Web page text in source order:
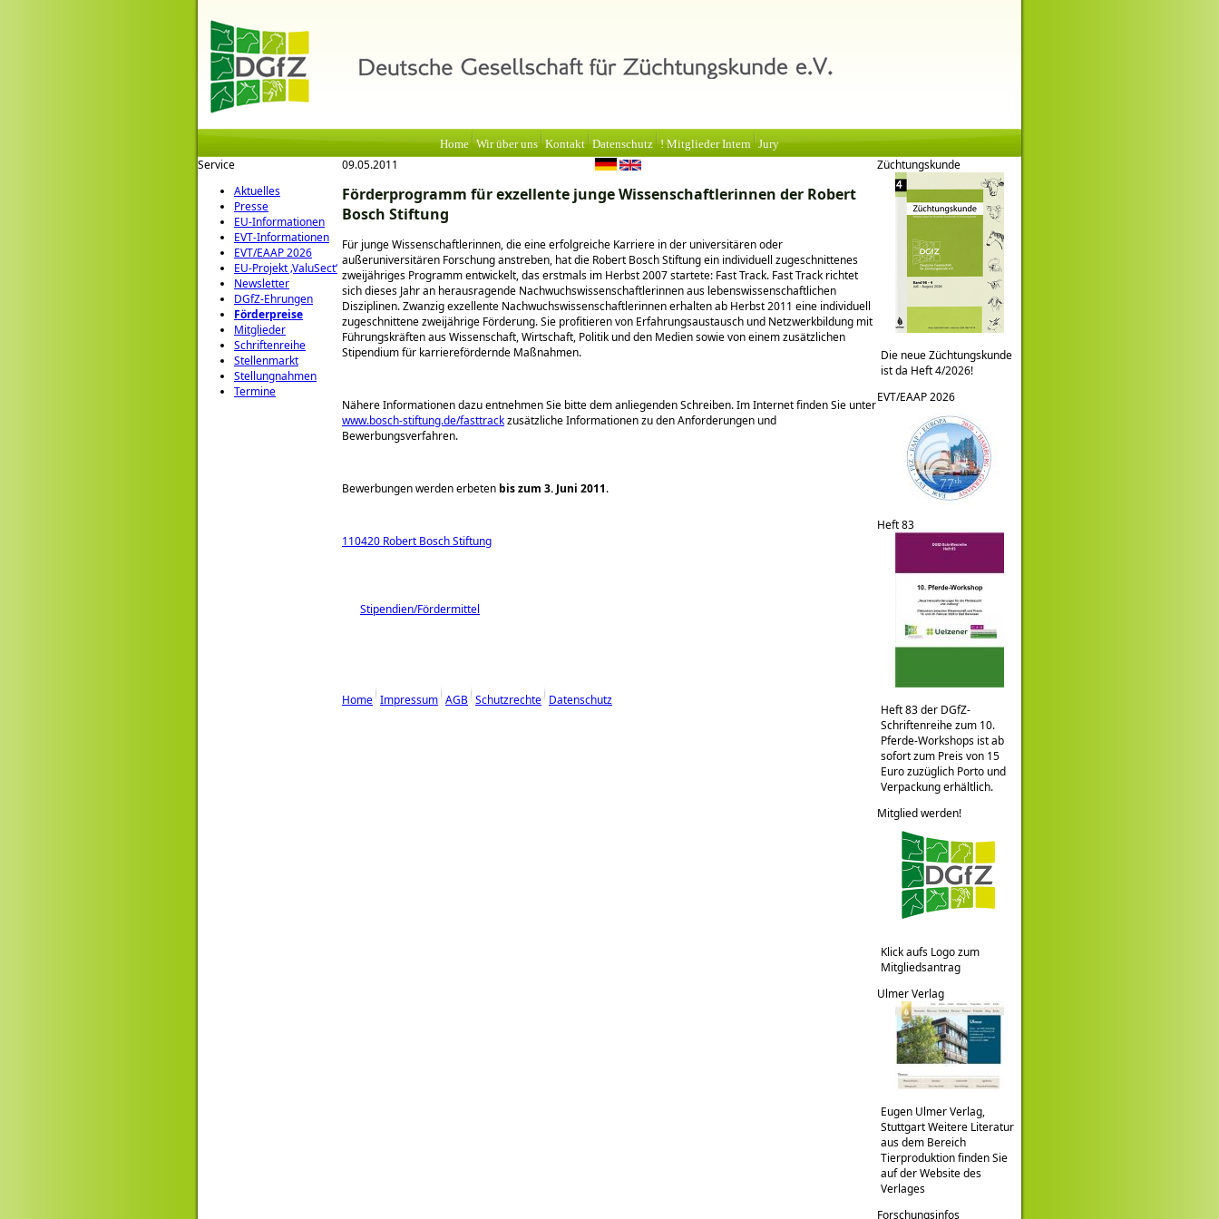
Home Wir über uns Kontakt Datenschutz ! Mitglieder Intern Jury
Service
Aktuelles
Presse
EU-Informationen
EVT-Informationen
EVT/EAAP 2026
EU-Projekt ‚ValuSect‘
Newsletter
DGfZ-Ehrungen
Förderpreise
Mitglieder
Schriftenreihe
Stellenmarkt
Stellungnahmen
Termine
09.05.2011
Förderprogramm für exzellente junge Wissenschaftlerinnen der Robert
Bosch Stiftung
Für junge Wissenschaftlerinnen, die eine erfolgreiche Karriere in der universitären oder
außeruniversitären Forschung anstreben, hat die Robert Bosch Stiftung ein individuell zugeschnittenes
zweijähriges Programm entwickelt, das erstmals im Herbst 2007 startete: Fast Track. Fast Track richtet
sich dieses Jahr an herausragende Nachwuchswissenschaftlerinnen aus lebenswissenschaftlichen
Disziplinen. Zwanzig exzellente Nachwuchswissenschaftlerinnen erhalten ab Herbst 2011 eine individuell
zugeschnittene zweijährige Förderung. Sie profitieren von Erfahrungsaustausch und Netzwerkbildung mit
Führungskräften aus Wissenschaft, Wirtschaft, Politik und den Medien sowie von einem zusätzlichen
Stipendium für karrierefördernde Maßnahmen.
Nähere Informationen dazu entnehmen Sie bitte dem anliegenden Schreiben. Im Internet finden Sie unter
www.bosch-stiftung.de/fasttrackzusätzliche Informationen zu den Anforderungen und
Bewerbungsverfahren.
Bewerbungen werden erbeten bis zum 3. Juni 2011.
110420 Robert Bosch Stiftung
Stipendien/Fördermittel
Home Impressum AGB Schutzrechte Datenschutz
Züchtungskunde
Die neue Züchtungskunde
ist da Heft 4/2026!
EVT/EAAP 2026
Heft 83
Heft 83 der DGfZ-
Schriftenreihe zum 10.
Pferde-Workshops ist ab
sofort zum Preis von 15
Euro zuzüglich Porto und
Verpackung erhältlich.
Mitglied werden!
Klick aufs Logo zum
Mitgliedsantrag
Ulmer Verlag
Eugen Ulmer Verlag,
Stuttgart Weitere Literatur
aus dem Bereich
Tierproduktion finden Sie
auf der Website des
Verlages
Forschungsinfos